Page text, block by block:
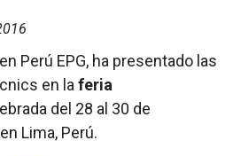
Perú EPG, ha presentado las
en la feria
del 28 al 30 de
Lima, Perú.